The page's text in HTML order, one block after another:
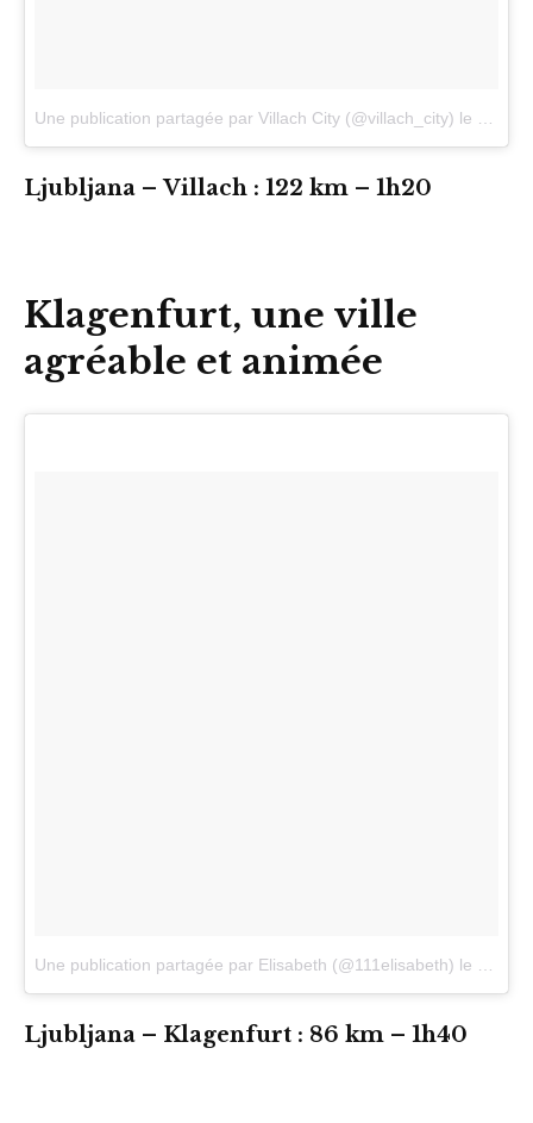
Une publication partagée par Villach City (@villach_city) le
Ljubljana – Villach : 122 km – 1h20
Klagenfurt, une ville
agréable et animée
Une publication partagée par Elisabeth (@111elisabeth) le 1 Avril
Ljubljana – Klagenfurt : 86 km – 1h40